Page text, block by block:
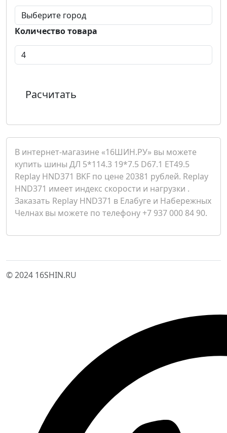
Количество товара
Расчитать
В интернет-магазине «16ШИН.РУ» вы можете
купить шины ДЛ 5*114.3 19*7.5 D67.1 ET49.5
Replay HND371 BKF по цене 20381 рублей. Replay
HND371 имеет индекс скорости и нагрузки .
Заказать Replay HND371 в Елабуге и Набережных
Челнах вы можете по телефону +7 937 000 84 90.
© 2024 16SHIN.RU